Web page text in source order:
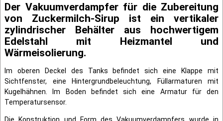
Der Vakuumverdampfer für die Zubereitung
von Zuckermilch-Sirup ist ein vertikaler
zylindrischer Behälter aus hochwertigem
Edelstahl mit Heizmantel und
Wärmeisolierung.
Im oberen Deckel des Tanks befindet sich eine Klappe mit
Sichtfenster, eine Hintergrundbeleuchtung, Füllarmaturen mit
Kugelhähnen. Im Boden befindet sich eine Armatur für den
Temperatursensor.
Die Konstruktion und Form des Vakuumverdampfers wurde in